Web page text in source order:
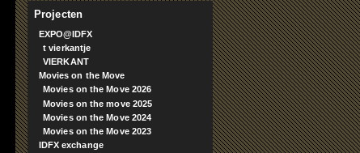
Projecten
EXPO@IDFX
t vierkantje
VIERKANT
Movies on the Move
Movies on the Move 2026
Movies on the move 2025
Movies on the Move 2024
Movies on the Move 2023
IDFX exchange